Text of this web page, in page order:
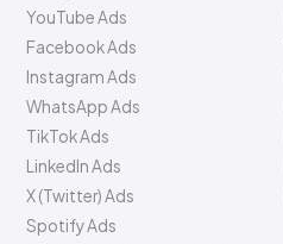
YouTube Ads
Facebook Ads
Instagram Ads
WhatsApp Ads
TikTok Ads
LinkedIn Ads
X (Twitter) Ads
Spotify Ads